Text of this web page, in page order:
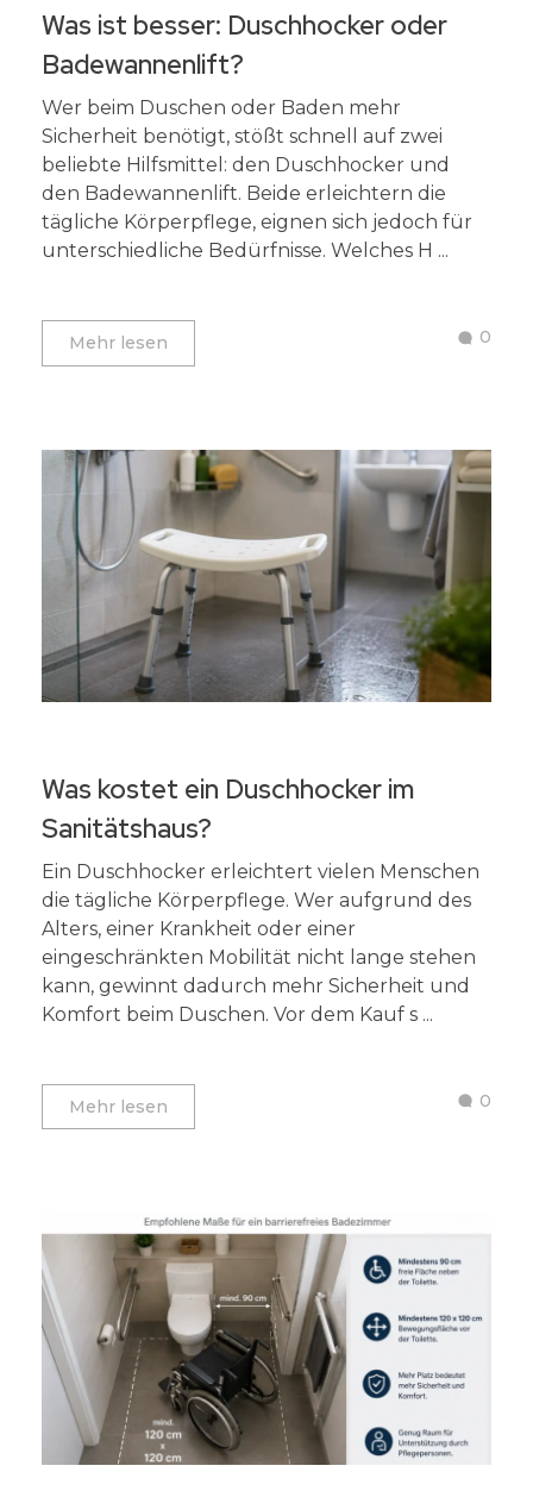
Was ist besser: Duschhocker oder
Badewannenlift?
Wer beim Duschen oder Baden mehr
Sicherheit benötigt, stößt schnell auf zwei
beliebte Hilfsmittel: den Duschhocker und
den Badewannenlift. Beide erleichtern die
tägliche Körperpflege, eignen sich jedoch für
unterschiedliche Bedürfnisse. Welches H ...
Mehr lesen 0
Was kostet ein Duschhocker im
Sanitätshaus?
Ein Duschhocker erleichtert vielen Menschen
die tägliche Körperpflege. Wer aufgrund des
Alters, einer Krankheit oder einer
eingeschränkten Mobilität nicht lange stehen
kann, gewinnt dadurch mehr Sicherheit und
Komfort beim Duschen. Vor dem Kauf s ...
Mehr lesen 0